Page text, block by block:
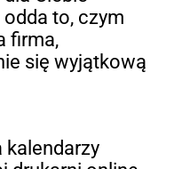
to, czym
firma,
się wyjątkową
kalendarzy